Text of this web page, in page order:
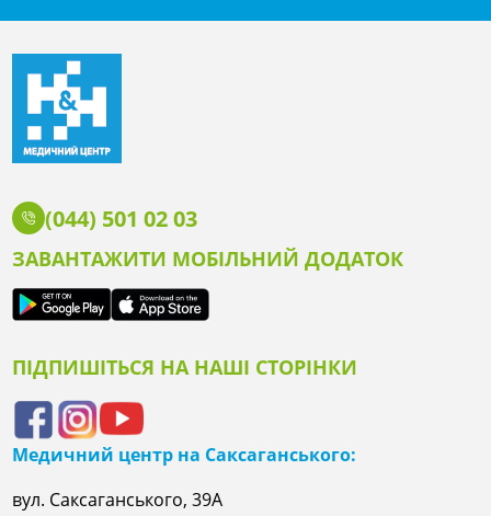
(044) 501 02 03
ЗАВАНТАЖИТИ МОБІЛЬНИЙ ДОДАТОК
ПІДПИШІТЬСЯ НА НАШІ СТОРІНКИ
Медичний центр на Саксаганського:
вул. Саксаганського, 39А